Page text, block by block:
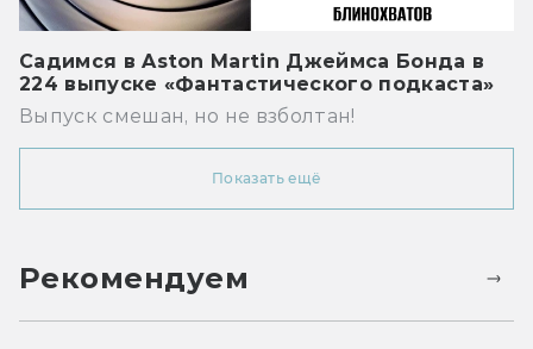
Садимся в Aston Martin Джеймса Бонда в
224 выпуске «Фантастического подкаста»
Выпуск смешан, но не взболтан!
Показать ещё
Рекомендуем